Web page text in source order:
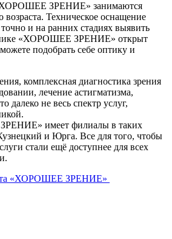
ЗРЕНИЕ» занимаются
возраста. Техническое оснащение
и на ранних стадиях выявить
«ХОРОШЕЕ ЗРЕНИЕ» открыт
подобрать себе оптику и
комплексная диагностика зрения
лечение астигматизма,
далеко не весь спектр услуг,
имеет филиалы в таких
и Юрга. Все для того, чтобы
стали ещё доступнее для всех
«ХОРОШЕЕ ЗРЕНИЕ»